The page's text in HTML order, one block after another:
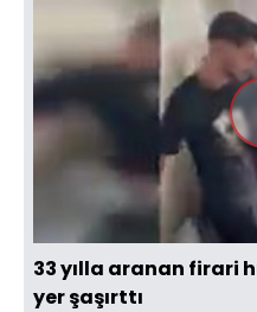
33 yılla aranan firari
yer şaşırttı